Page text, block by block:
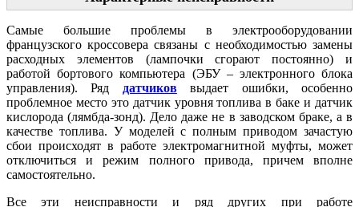
Самые большие проблемы в электрооборудовании
французского кроссовера связаны с необходимостью замены
расходных элементов (лампочки сгорают постоянно) и
работой бортового компьютера (ЭБУ – электронного блока
управления). Ряд датчиковвыдает ошибки, особенно
проблемное место это датчик уровня топлива в баке и датчик
кислорода (лямбда-зонд). Дело даже не в заводском браке, а в
качестве топлива. У моделей с полным приводом зачастую
сбои происходят в работе электромагнитной муфты, может
отключиться и режим полного привода, причем вполне
самостоятельно.
Все эти неисправности и ряд других при работе